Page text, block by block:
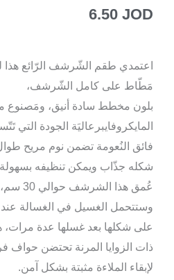
6.50 JOD
اعتمدي طقم الشّرشف الرّائع هذا
مَطّاط على كامل الشّرشف،
بلون مخطط سادة أنيق، ومَصنوع
المايكروفايبرعاليَة الجودة التي
فائق النُعومة تضمن نوم مريح
شكله جذّاب ويمكن تنظيفه بسهولة
عُمق هذا
على شكلها بعد غسلها عدة
ذات الزوايا المرنة تحتضن حواف
لإبقاء الملاءة مثبتة بشكل آمن.